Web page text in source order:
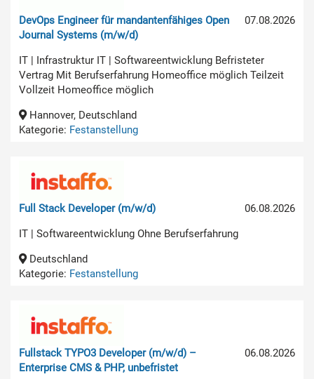
07.08.2026
DevOps Engineer für mandantenfähiges Open
Journal Systems (m/w/d)
IT | Infrastruktur IT | Softwareentwicklung Befristeter
Vertrag Mit Berufserfahrung Homeoffice möglich Teilzeit
Vollzeit Homeoffice möglich
Hannover, Deutschland
Kategorie: Festanstellung
06.08.2026
Full Stack Developer (m/w/d)
IT | Softwareentwicklung Ohne Berufserfahrung
Deutschland
Kategorie: Festanstellung
06.08.2026
Fullstack TYPO3 Developer (m/w/d) –
Enterprise CMS & PHP, unbefristet